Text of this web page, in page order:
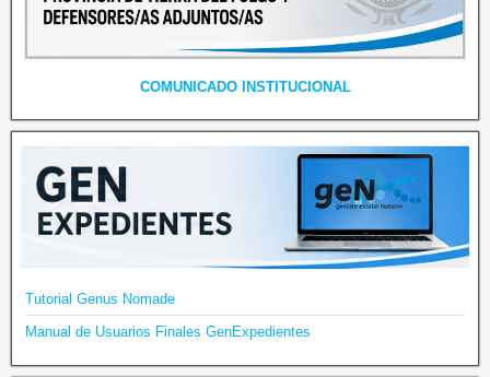
COMUNICADO INSTITUCIONAL
Tutorial Genus Nomade
Manual de Usuarios Finales GenExpedientes